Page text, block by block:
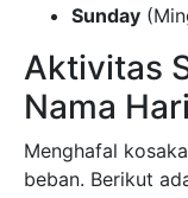
Sunday
Aktivitas
Nama
Menghafal
beban. Berikut